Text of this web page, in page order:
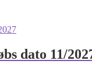
dato 11/